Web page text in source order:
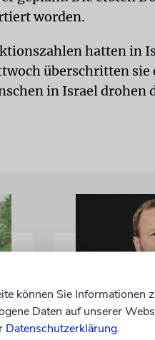
worden.
hatten in
überschritten sie
in Israel drohen
MEINUNG
können Sie Informationen
Daten auf unserer
Datenschutzerklärung.